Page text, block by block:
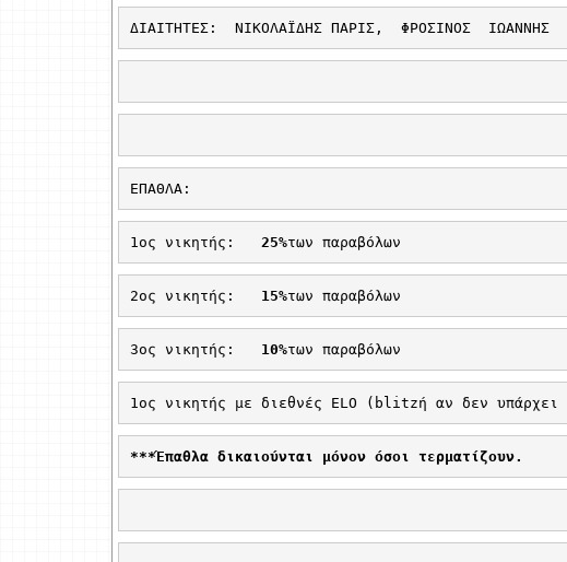
ΔΙΑΙΤΗΤΕΣ: ΝΙΚΟΛΑΪΔΗΣ ΠΑΡΙΣ, ΦΡΟΣΙΝΟΣ ΙΩΑΝΝΗΣ
ΕΠΑΘΛΑ:
1ος νικητής: 25%των παραβόλων
2ος νικητής: 15%των παραβόλων
3ος νικητής: 10%των παραβόλων
1ος νικητής με διεθνές ELO ( blitzή αν δεν υπάρχει
***Έπαθλα δικαιούνται μόνον όσοι τερματίζουν.